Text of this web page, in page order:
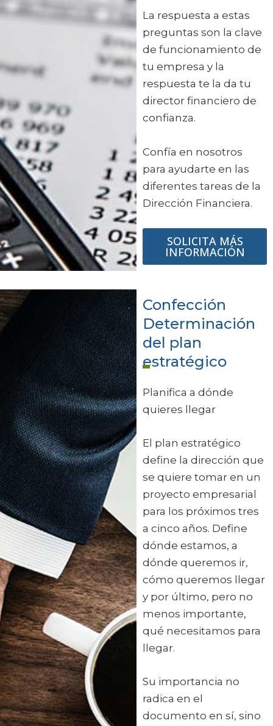
La respuesta a estas
preguntas son la clave
de funcionamiento de
tu empresa y la
respuesta te la da tu
director financiero de
confianza.
Confía en nosotros
para ayudarte en las
diferentes tareas de la
Dirección Financiera.
SOLICITA MÁS
INFORMACIÓN
Confección
Determinación
del plan
estratégico
Planifica a dónde
quieres llegar
El plan estratégico
define la dirección que
se quiere tomar en un
proyecto empresarial
para los próximos tres
a cinco años. Define
dónde estamos, a
dónde queremos ir,
cómo queremos llegar
y por último, pero no
menos importante,
qué necesitamos para
llegar.
Su importancia no
radica en el
documento en sí, sino